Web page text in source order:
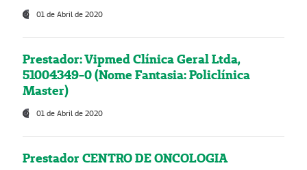
01 de Abril de 2020
Prestador: Vipmed Clínica Geral Ltda,
51004349-0 (Nome Fantasia: Policlínica
Master)
01 de Abril de 2020
Prestador CENTRO DE ONCOLOGIA